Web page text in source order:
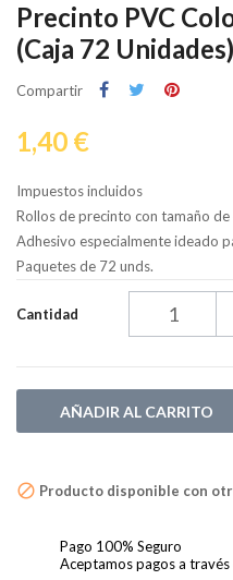
Precinto PVC
(Caja 72 Unidades)
Compartir
1,40 €
Impuestos incluidos
Rollos de precinto con tamaño
Adhesivo especialmente ideado
Paquetes de 72 unds.
Cantidad
AÑADIR AL CARRITO
Producto disponible con
Pago 100% Seguro
Aceptamos pagos a